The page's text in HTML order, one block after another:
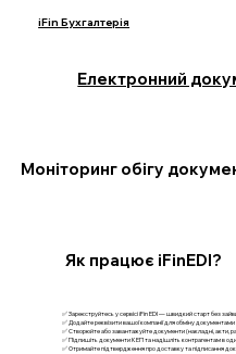
iFin Бухгалтерія
Електронний
Моніторинг обігу
✅ Зареєструйтесь у сервісі iFin EDI — швидкий старт без
✅ Додайте реквізити вашої компанії для обміну документами
✅ Створюйте або завантажуйте документи (накладні, акти,
✅ Підпишіть документи КЕП та надішліть контрагентам в
✅ Отримайте підтвердження про доставку та підписання
Як працює iFinEDI?